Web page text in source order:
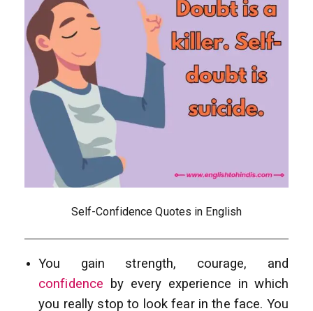
Self-Confidence Quotes in English
You gain strength, courage, and
confidence by every experience in which
you really stop to look fear in the face. You